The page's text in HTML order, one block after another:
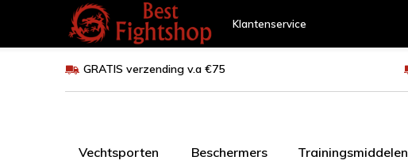
Klantenservice
GRATIS verzending v.a €75
Vechtsporten Beschermers Trainingsmiddelen